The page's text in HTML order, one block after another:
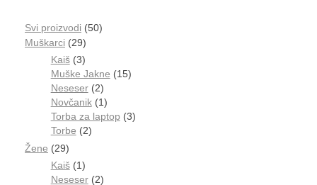
Svi proizvodi
50
Muškarci
29
Kaiš 3
Muške Jakne
15
Neseser 2
Novčanik 1
Torba za laptop
3
Torbe
2
Žene 29
Kaiš 1
Neseser 2